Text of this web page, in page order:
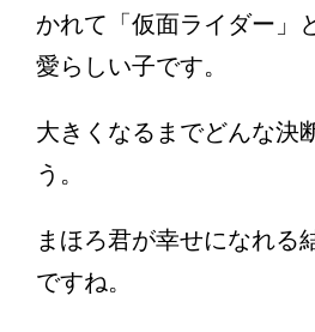
かれて「仮面ライダー」
愛らしい子です。
大きくなるまでどんな決
う。
まほろ君が幸せになれる
ですね。